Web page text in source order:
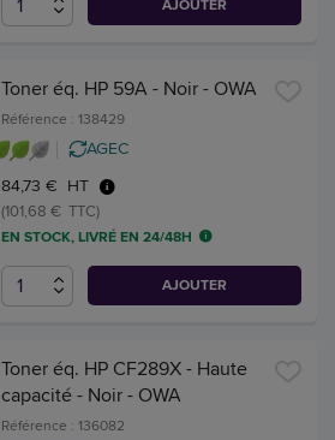
AJOUTER
Toner éq. HP 59A - Noir - OWA
Référence : 138429
AGEC
84,73 € HT
(101,68 € TTC)
EN STOCK, LIVRÉ EN 24/48H
AJOUTER
Toner éq. HP CF289X - Haute
capacité - Noir - OWA
Référence : 136082